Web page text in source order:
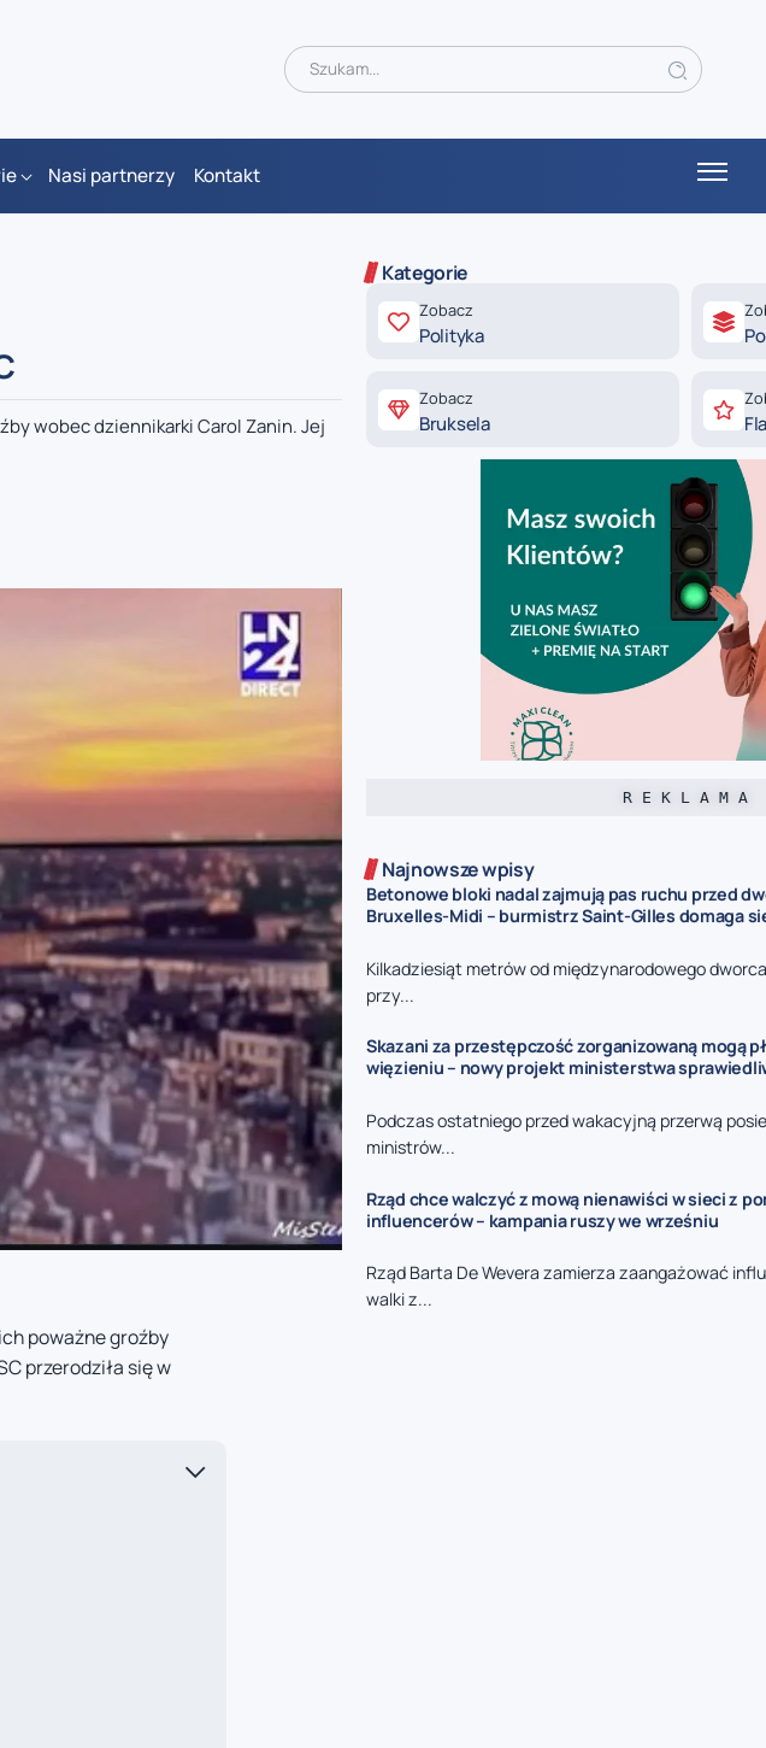
Nasi partnerzy Kontakt
wobec dziennikarki Carol Zanin. Jej
poważne groźby
przerodziła się w
Kategorie
Zobacz
Polityka
Zobacz
Bruksela
R E K L A M A
Najnowsze wpisy
Betonowe bloki nadal zajmują pas ruchu przed
Bruxelles-Midi – burmistrz Saint-Gilles domaga
Kilkadziesiąt metrów od międzynarodowego
przy...
Skazani za przestępczość zorganizowaną mogą
więzieniu – nowy projekt ministerstwa
Podczas ostatniego przed wakacyjną przerwą
ministrów...
Rząd chce walczyć z mową nienawiści w sieci z
influencerów – kampania ruszy we wrześniu
Rząd Barta De Wevera zamierza zaangażować
walki z...